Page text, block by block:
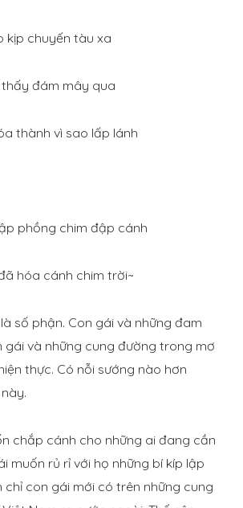
kịp chuyến tàu xa
đám mây qua
thành vì sao lấp lánh
phồng chim đập cánh
hóa cánh chim trời~
số phận. Con gái và những đam
gái và những cung đường trong mơ
thực. Có nỗi sướng nào hơn
chắp cánh cho những ai đang cần
muốn rủ rỉ với họ những bí kíp lập
chỉ con gái mới có trên những cung